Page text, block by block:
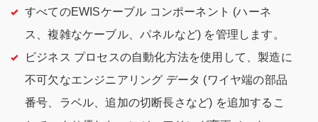
すべてのEWISケーブル コンポーネント (ハーネ
ス、複雑なケーブル、パネルなど) を管理します。
ビジネス プロセスの自動化方法を使用して、製造に
不可欠なエンジニアリング データ (ワイヤ端の部品
番号、ラベル、追加の切断長さなど) を追加するこ